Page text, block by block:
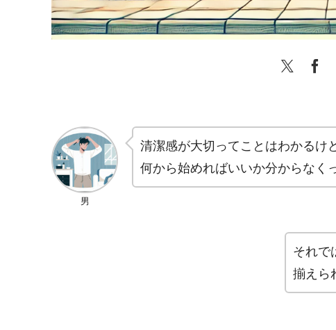
男
清潔感が大切ってことはわかるけ
何から始めればいいか分からなく
それで
揃えら